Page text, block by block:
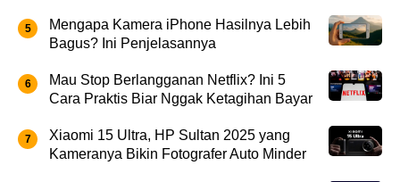
Mengapa Kamera iPhone Hasilnya Lebih
Bagus? Ini Penjelasannya
Mau Stop Berlangganan Netflix? Ini 5
Cara Praktis Biar Nggak Ketagihan Bayar
Xiaomi 15 Ultra, HP Sultan 2025 yang
Kameranya Bikin Fotografer Auto Minder